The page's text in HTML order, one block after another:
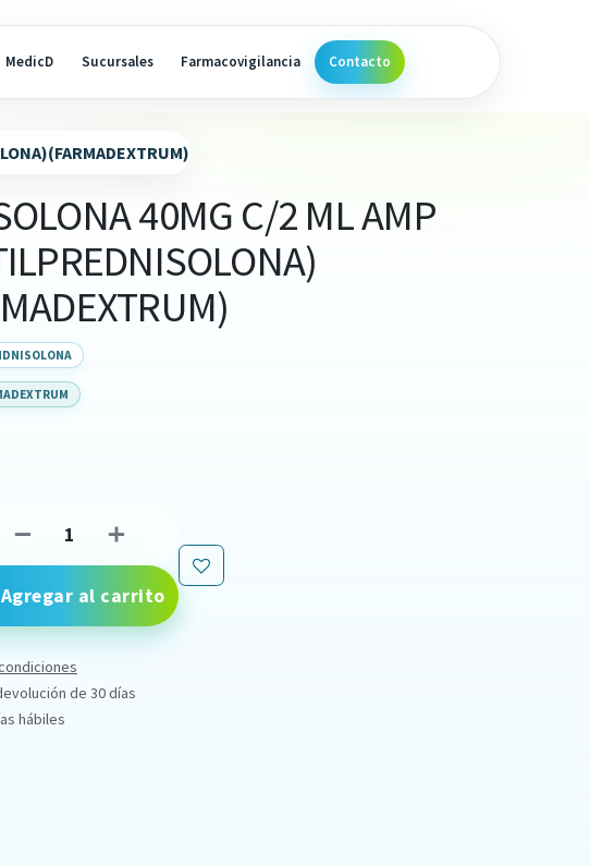
MedicD Sucursales Farmacovigilancia Contacto
40MG C/2 ML AMP
Agregar al carrito
de 30 días
hábiles